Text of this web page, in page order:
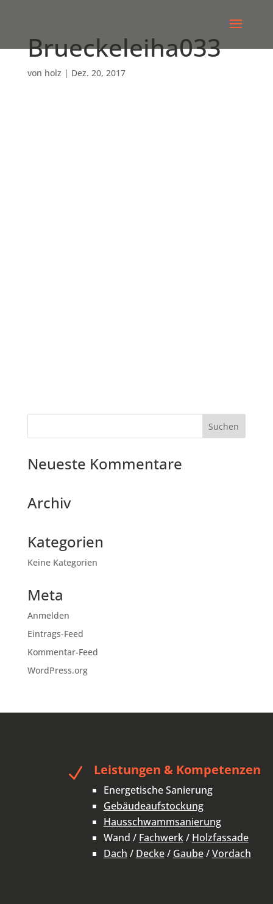
Brueckeleiha033
von holz | Dez. 20, 2017
Neueste Kommentare
Archiv
Kategorien
Keine Kategorien
Meta
Anmelden
Eintrags-Feed
Kommentar-Feed
WordPress.org
N Leistungen & Kompetenzen
Energetische Sanierung
Gebäudeaufstockung
Hausschwammsanierung
Wand / Fachwerk/ Holzfassade
Dach / Decke/ Gaube/Vordach